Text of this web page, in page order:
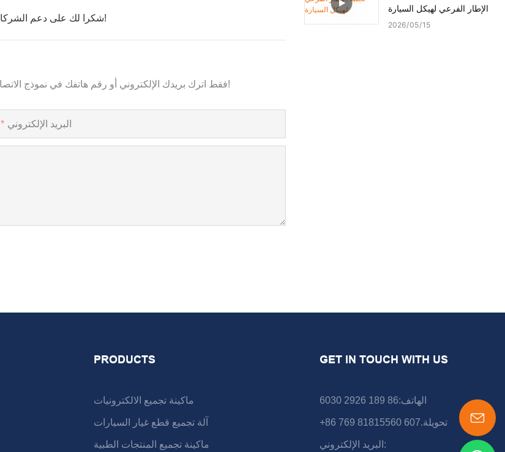
شكرا لك على دعم الشركاء العالميين. سنستمر في العمل معًا لخلق المزيد من فرص العمل في المستقبل!
فقط اترك بريدك الإلكتروني أو رقم هاتفك في نموذج الاتصال حتى نتمكن من إرسال عرض أسعار مجاني لنا لمجموعة واسعة من التصاميم!
البريد الإلكتروني
الإطار الفرعي لهيكل السيارة
2026 05 15
PRODUCTS
ماكينة تجميع الالكترونيات
آلة تجميع قطع غيار السيارات
ماكينة تجميع المنتجات الطبية
GET IN TOUCH WITH US
الهاتف:86 189 2926 6030
+86 769 81815560 تحويلة.607
البريد الإلكتروني: